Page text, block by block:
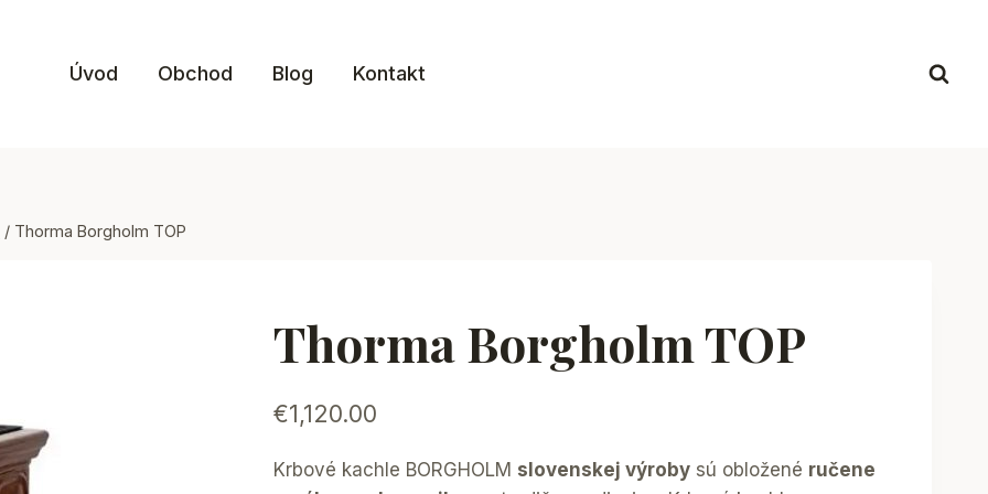
Úvod Obchod Blog Kontakt
/ Thorma Borgholm TOP
Thorma Borgholm TOP
€1,120.00
Krbové kachle BORGHOLM slovenskej výrobysú obložené ručene